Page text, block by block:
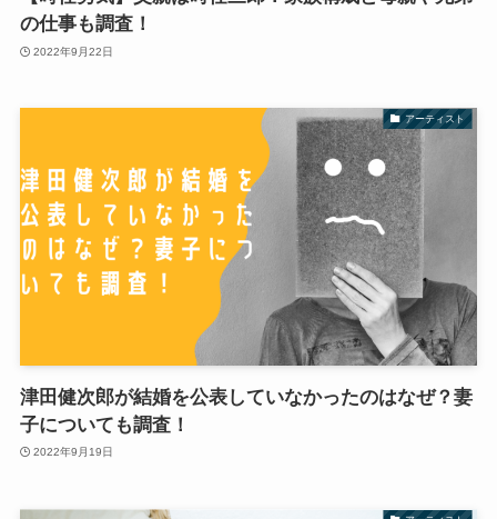
の仕事も調査！
2022年9月22日
アーティスト
津田健次郎が結婚を公表していなかったのはなぜ？妻
子についても調査！
2022年9月19日